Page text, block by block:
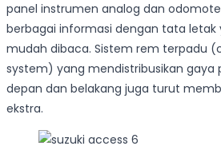
panel instrumen analog dan
berbagai informasi dengan tata letak
mudah dibaca. Sistem rem terpadu
system) yang mendistribusikan gaya
depan dan belakang juga turut
ekstra.